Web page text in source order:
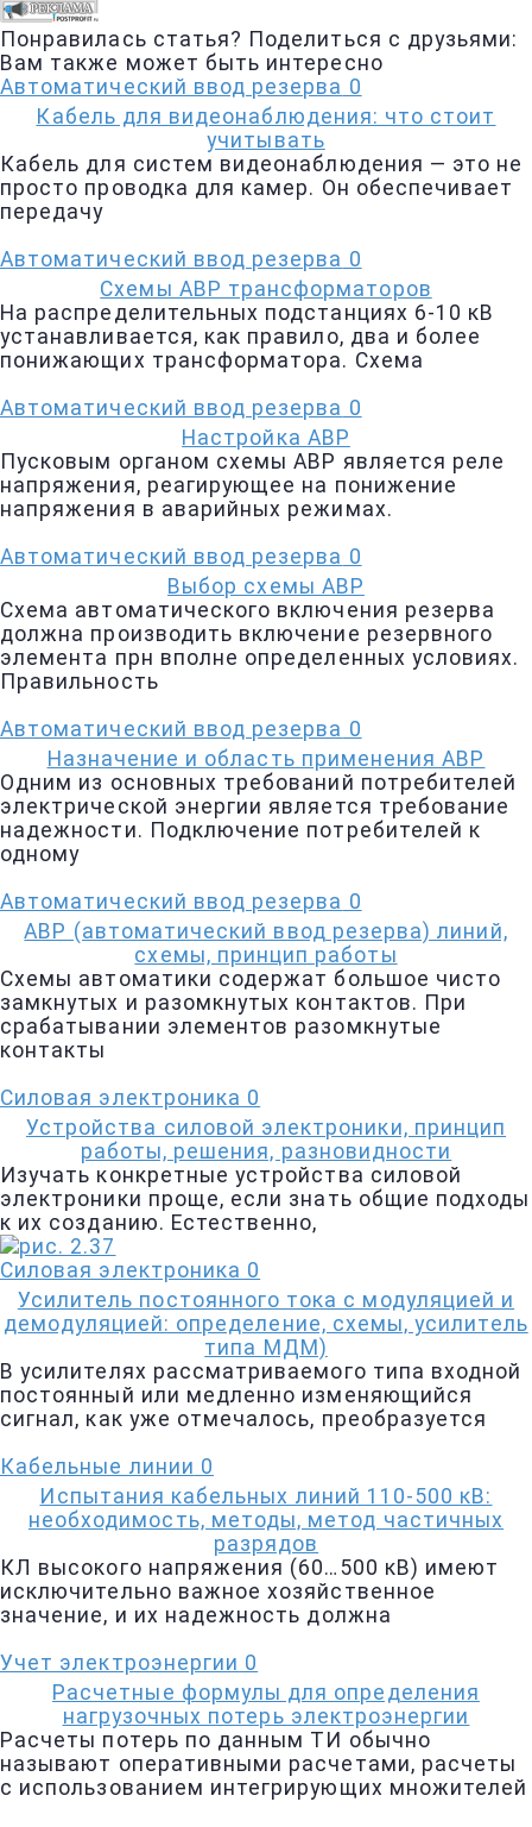
Понравилась статья? Поделиться с друзьями:
Вам также может быть интересно
Автоматический ввод резерва 0
Кабель для видеонаблюдения: что стоит
учитывать
Кабель для систем видеонаблюдения — это не
просто проводка для камер. Он обеспечивает
передачу
Автоматический ввод резерва 0
Схемы АВР трансформаторов
На распределительных подстанциях 6-10 кВ
устанавливается, как правило, два и более
понижающих трансформатора. Схема
Автоматический ввод резерва 0
Настройка АВР
Пусковым органом схемы АВР является реле
напряжения, реагирующее на понижение
напряжения в аварийных режимах.
Автоматический ввод резерва 0
Выбор схемы АВР
Схема автоматического включения резерва
должна производить включение резервного
элемента прн вполне определенных условиях.
Правильность
Автоматический ввод резерва 0
Назначение и область применения АВР
Одним из основных требований потребителей
электрической энергии является требование
надежности. Подключение потребителей к
одному
Автоматический ввод резерва 0
АВР (автоматический ввод резерва) линий,
схемы, принцип работы
Схемы автоматики содержат большое чисто
замкнутых и разомкнутых контактов. При
срабатывании элементов разомкнутые
контакты
Силовая электроника 0
Устройства силовой электроники, принцип
работы, решения, разновидности
Изучать конкретные устройства силовой
электроники проще, если знать общие подходы
к их созданию. Естественно,
Силовая электроника 0
Усилитель постоянного тока с модуляцией и
демодуляцией: определение, схемы, усилитель
типа МДМ)
В усилителях рассматриваемого типа входной
постоянный или медленно изменяющийся
сигнал, как уже отмечалось, преобразуется
Кабельные линии 0
Испытания кабельных линий 110-500 кВ:
необходимость, методы, метод частичных
разрядов
КЛ высокого напряжения (60…500 кВ) имеют
исключительно важное хозяйственное
значение, и их надежность должна
Учет электроэнергии 0
Расчетные формулы для определения
нагрузочных потерь электроэнергии
Расчеты потерь по данным ТИ обычно
называют оперативными расчетами, расчеты
с использованием интегрирующих множителей